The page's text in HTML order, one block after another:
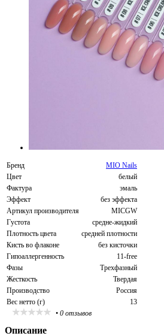
Бренд
MIO Nails
Цвет
белый
Фактура
эмаль
Эффект
без эффекта
Артикул производителя
MICGW
Густота
средне-жидкий
Плотность цвета
средней плотности
Кисть во флаконе
без кисточки
Гипоаллергенность
11-free
Фазы
Трехфазный
Жесткость
Твердая
Производство
Россия
Вес нетто (г)
13
• 0 отзывов
Описание